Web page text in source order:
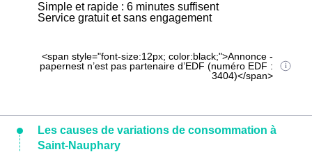
Simple et rapide : 6 minutes suffisent
Service gratuit et sans engagement
<span style="font-size:12px; color:black;">Annonce -
papernest n’est pas partenaire d’EDF (numéro EDF :
3404)</span>
Les causes de variations de consommation à
Saint-Nauphary